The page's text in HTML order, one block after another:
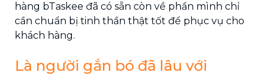
hàng bTaskee đã có sẵn còn về phần mình chỉ
cần chuẩn bị tinh thần thật tốt để phục vụ cho
khách hàng.
Là người gắn bó đã lâu với